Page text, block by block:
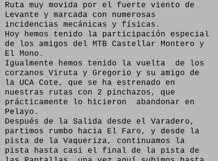
Ruta muy movida por el fuerte viento de
Levante y marcada con numerosas
incidencias mecánicas y físicas.
Hoy hemos tenido la participación especial
de los amigos del MTB Castellar Montero y
El Mono.
Igualmente hemos tenido la vuelta de los
corzanos Viruta y Gregorio y su amigo de
la UCA Cote, que se ha estrenado en
nuestras rutas con 2 pinchazos, que
prácticamente lo hicieron abandonar en
Pelayo.
Después de la Salida desde el Varadero,
partimos rumbo hacia El Faro, y desde la
pista de la Vaqueriza, continuamos la
pista hasta casi el final de la pista de